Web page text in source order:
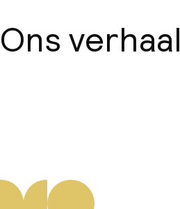
Ons verhaal